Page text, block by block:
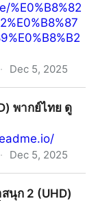
%E0%B8%82
· Dec 5, 2025
พากย์ไทย ดู
· Dec 5, 2025
นุก 2 (UHD)